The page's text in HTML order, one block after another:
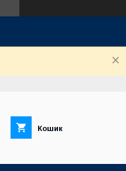
Кошик